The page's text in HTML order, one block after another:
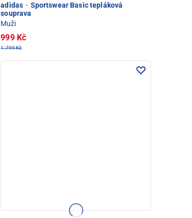
adidas · Sportswear Basic tepláková
souprava
Muži
999 Kč
1.799 Kč